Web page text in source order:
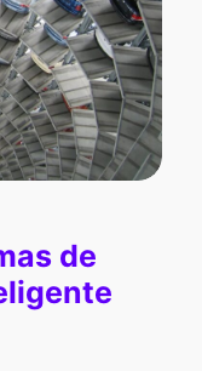
de